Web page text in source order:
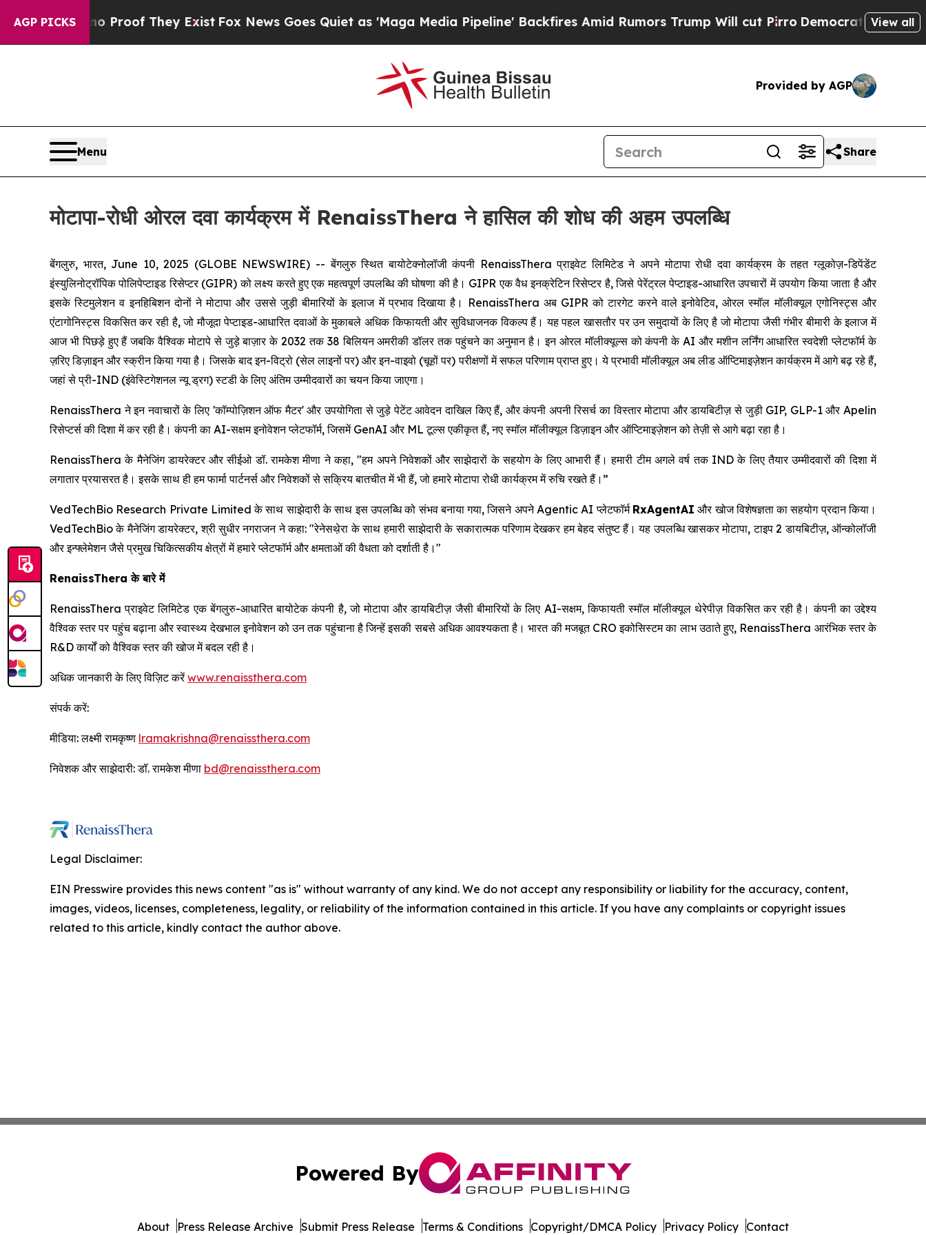
AGP PICKS
Offers no Proof They ExistFox News Goes Quiet as 'Maga Media Pipeline' Backfires Amid Rumors Trump Will cut PirroDemocratic Socialists of
View all
Provided by AGP
Menu Share
मोटापा-रोधी ओरल दवा कार्यक्रम में RenaissThera ने हासिल की शोध की अहम उपलब्धि
बेंगलुरु, भारत, June 10, 2025 (GLOBE NEWSWIRE) -- बेंगलुरु स्थित बायोटेक्नोलॉजी कंपनी RenaissThera प्राइवेट लिमिटेड ने अपने मोटापा रोधी दवा कार्यक्रम के तहत ग्लूकोज़-डिपेंडेंट
इंस्युलिनोट्रॉपिक पोलिपेप्टाइड रिसेप्टर (GIPR) को लक्ष्य करते हुए एक महत्वपूर्ण उपलब्धि की घोषणा की है। GIPR एक वैध इनक्रेटिन रिसेप्टर है, जिसे पेरेंट्रल पेप्टाइड-आधारित उपचारों में उपयोग किया जाता है और
इसके स्टिमुलेशन व इनहिबिशन दोनों ने मोटापा और उससे जुड़ी बीमारियों के इलाज में प्रभाव दिखाया है। RenaissThera अब GIPR को टारगेट करने वाले इनोवेटिव, ओरल स्मॉल मॉलीक्यूल एगोनिस्ट्स और
एंटागोनिस्ट्स विकसित कर रही है, जो मौजूदा पेप्टाइड-आधारित दवाओं के मुकाबले अधिक किफायती और सुविधाजनक विकल्प हैं। यह पहल खासतौर पर उन समुदायों के लिए है जो मोटापा जैसी गंभीर बीमारी के इलाज में
आज भी पिछड़े हुए हैं जबकि वैश्विक मोटापे से जुड़े बाज़ार के 2032 तक 38 बिलियन अमरीकी डॉलर तक पहुंचने का अनुमान है। इन ओरल मॉलीक्यूल्स को कंपनी के AI और मशीन लर्निंग आधारित स्वदेशी प्लेटफॉर्म के
ज़रिए डिज़ाइन और स्क्रीन किया गया है। जिसके बाद इन-विट्रो (सेल लाइनों पर) और इन-वाइवो (चूहों पर) परीक्षणों में सफल परिणाम प्राप्त हुए। ये प्रभावी मॉलीक्यूल अब लीड ऑप्टिमाइज़ेशन कार्यक्रम में आगे बढ़ रहे हैं,
जहां से प्री-IND (इंवेस्टिगेशनल न्यू ड्रग) स्टडी के लिए अंतिम उम्मीदवारों का चयन किया जाएगा।
RenaissThera ने इन नवाचारों के लिए 'कॉम्पोज़िशन ऑफ मैटर' और उपयोगिता से जुड़े पेटेंट आवेदन दाखिल किए हैं, और कंपनी अपनी रिसर्च का विस्तार मोटापा और डायबिटीज़ से जुड़ी GIP, GLP-1 और Apelin
रिसेप्टर्स की दिशा में कर रही है। कंपनी का AI-सक्षम इनोवेशन प्लेटफॉर्म, जिसमें GenAI और ML टूल्स एकीकृत हैं, नए स्मॉल मॉलीक्यूल डिज़ाइन और ऑप्टिमाइज़ेशन को तेज़ी से आगे बढ़ा रहा है।
RenaissThera के मैनेजिंग डायरेक्टर और सीईओ डॉ. रामकेश मीणा ने कहा, "हम अपने निवेशकों और साझेदारों के सहयोग के लिए आभारी हैं। हमारी टीम अगले वर्ष तक IND के लिए तैयार उम्मीदवारों की दिशा में
लगातार प्रयासरत है। इसके साथ ही हम फार्मा पार्टनर्स और निवेशकों से सक्रिय बातचीत में भी हैं, जो हमारे मोटापा रोधी कार्यक्रम में रुचि रखते हैं।”
VedTechBio Research Private Limited के साथ साझेदारी के साथ इस उपलब्धि को संभव बनाया गया, जिसने अपने Agentic AI प्लेटफॉर्म RxAgentAI और खोज विशेषज्ञता का सहयोग प्रदान किया।
VedTechBio के मैनेजिंग डायरेक्टर, श्री सुधीर नगराजन ने कहा: "रेनेसथे़रा के साथ हमारी साझेदारी के सकारात्मक परिणाम देखकर हम बेहद संतुष्ट हैं। यह उपलब्धि खासकर मोटापा, टाइप 2 डायबिटीज़, ऑन्कोलॉजी
और इन्फ्लेमेशन जैसे प्रमुख चिकित्सकीय क्षेत्रों में हमारे प्लेटफॉर्म और क्षमताओं की वैधता को दर्शाती है।"
RenaissThera के बारे में
RenaissThera प्राइवेट लिमिटेड एक बेंगलुरु-आधारित बायोटेक कंपनी है, जो मोटापा और डायबिटीज़ जैसी बीमारियों के लिए AI-सक्षम, किफायती स्मॉल मॉलीक्यूल थेरेपीज़ विकसित कर रही है। कंपनी का उद्देश्य
वैश्विक स्तर पर पहुंच बढ़ाना और स्वास्थ्य देखभाल इनोवेशन को उन तक पहुंचाना है जिन्हें इसकी सबसे अधिक आवश्यकता है। भारत की मजबूत CRO इकोसिस्टम का लाभ उठाते हुए, RenaissThera आरंभिक स्तर के
R&D कार्यों को वैश्विक स्तर की खोज में बदल रही है।
अधिक जानकारी के लिए विज़िट करेंwww.renaissthera.com
संपर्क करें:
मीडिया: लक्ष्मी रामकृष्ण lramakrishna@renaissthera.com
निवेशक और साझेदारी: डॉ. रामकेश मीणा bd@renaissthera.com
Legal Disclaimer:
EIN Presswire provides this news content "as is" without warranty of any kind. We do not accept any responsibility or liability for the accuracy, content,
images, videos, licenses, completeness, legality, or reliability of the information contained in this article. If you have any complaints or copyright issues
related to this article, kindly contact the author above.
Powered By
About Press Release Archive Submit Press Release Terms & Conditions Copyright/DMCA Policy Privacy Policy Contact